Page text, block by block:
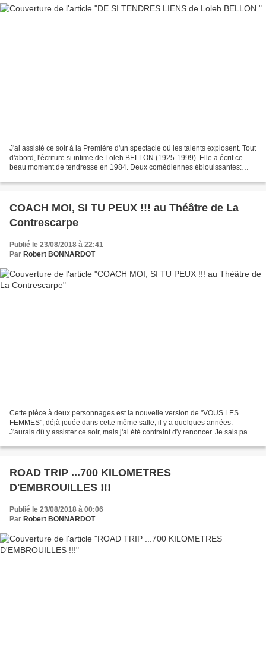
J'ai assisté ce soir à la Première d'un spectacle où les talents explosent. Tout
d'abord, l'écriture si intime de Loleh BELLON (1925-1999). Elle a écrit ce
beau moment de tendresse en 1984. Deux comédiennes éblouissantes:
COACH MOI, SI TU PEUX !!! au Théâtre de La
Contrescarpe
Publié le 23/08/2018 à 22:41
Par Robert BONNARDOT
Cette pièce à deux personnages est la nouvelle version de "VOUS LES
FEMMES", déjà jouée dans cette même salle, il y a quelques années.
J'aurais dû y assister ce soir, mais j'ai été contraint d'y renoncer. Je sais par
ROAD TRIP ...700 KILOMETRES
D'EMBROUILLES !!!
Publié le 23/08/2018 à 00:06
Par Robert BONNARDOT